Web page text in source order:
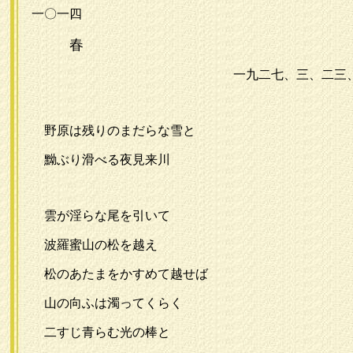
一〇一四
春
一九二七、三、二三
野原は残りのまだらな雪と
黝ぶり滑べる夜見来川
雲が淫らな尾を引いて
波羅蜜山の松を越え
松のあたまをかすめて越せば
山の向ふは濁ってくらく
二すじ青らむ光の棒と